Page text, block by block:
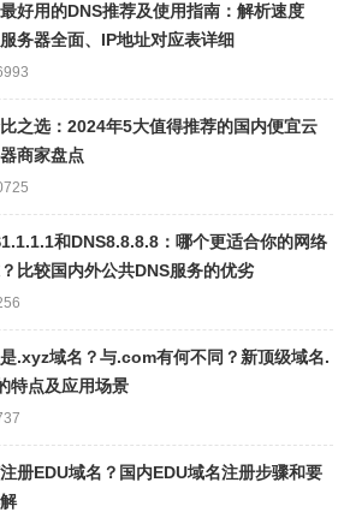
好用的DNS推荐及使用指南：解析速度
务器全面、IP地址对应表详细
之选：2024年5大值得推荐的国内便宜云
商家盘点
和DNS8.8.8.8：哪个更适合你的网络
比较国内外公共DNS服务的优劣
.xyz域名？与.com有何不同？新顶级域名.
特点及应用场景
册EDU域名？国内EDU域名注册步骤和要